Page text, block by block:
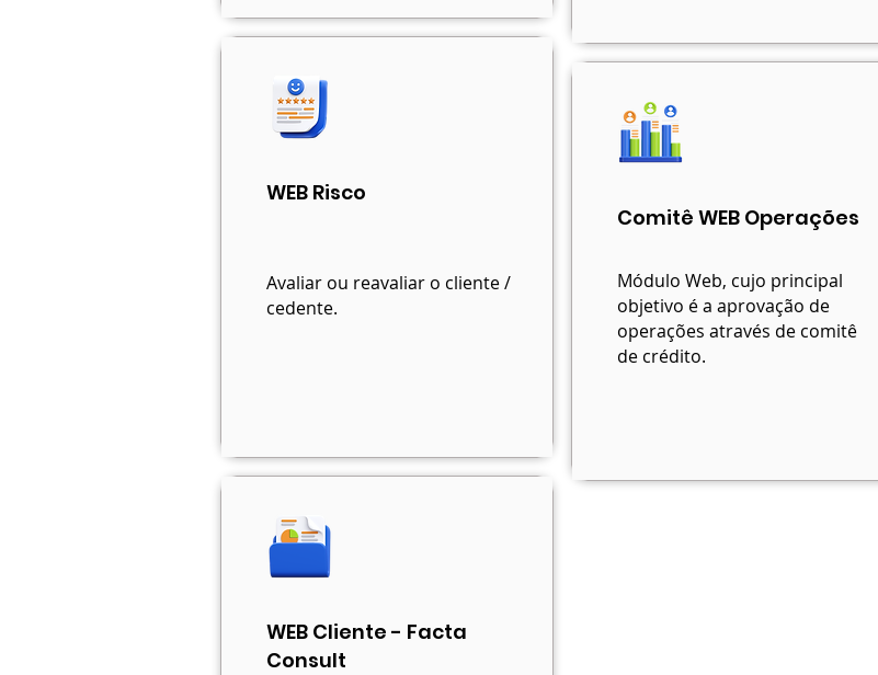
WEB Risco
Avaliar ou reavaliar o cliente /
cedente.
WEB Cliente - Facta
Consult
Comitê WEB Operações
Módulo Web, cujo principal
objetivo é a aprovação de
operações através de comitê
de crédito.